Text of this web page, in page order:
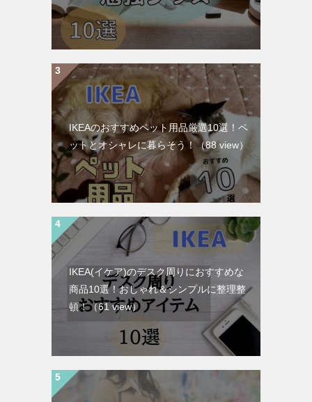
IKEAのおすすめペット用品厳選10選！ペ
ットとオシャレに暮らそう！ （88 view）
IKEA(イケア)のデスク周りにおすすめな
商品10選！おしゃれ＆シンプルに整理整
頓！（61 view）